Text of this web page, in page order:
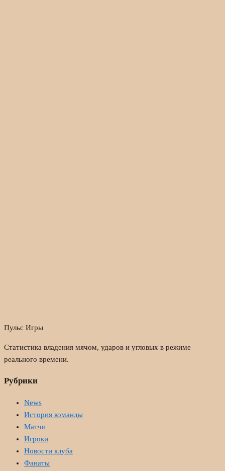
Пульс Игры
Статистика владения мячом, ударов и угловых в режиме
реального времени.
Рубрики
News
История команды
Матчи
Игроки
Новости клуба
Фанаты